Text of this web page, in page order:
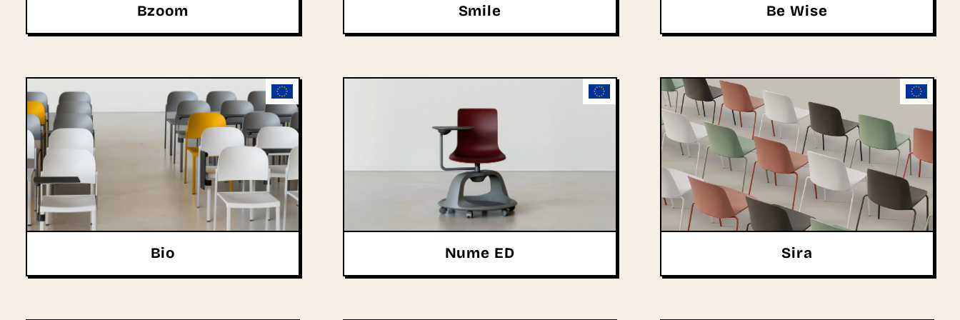
Bzoom Smile Be Wise
Bio Nume ED Sira